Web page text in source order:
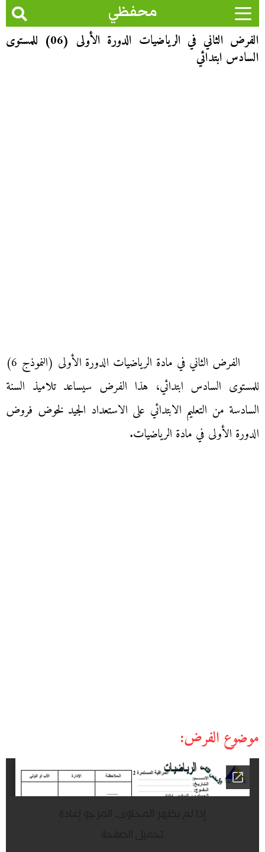
محفظي
الفرض الثاني في الرياضيات الدورة الأولى (06) للمستوى
السادس ابتدائي
الفرض الثاني في مادة الرياضيات الدورة الأولى (النموذج 6)
للمستوى السادس ابتدائي، هذا الفرض سيساعد تلاميذ السنة
السادسة من التعليم الابتدائي على الاستعداد الجيد لخوض فروض
الدورة الأولى في مادة الرياضيات.
موضوع الفرض: